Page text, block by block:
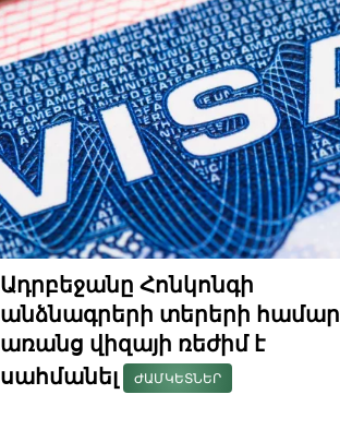
Ադրբեջանը Հոնկոնգի
անձնագրերի տերերի համար
առանց վիզայի ռեժիմ է
սահմանել
ԺԱՄԿԵՏՆԵՐ